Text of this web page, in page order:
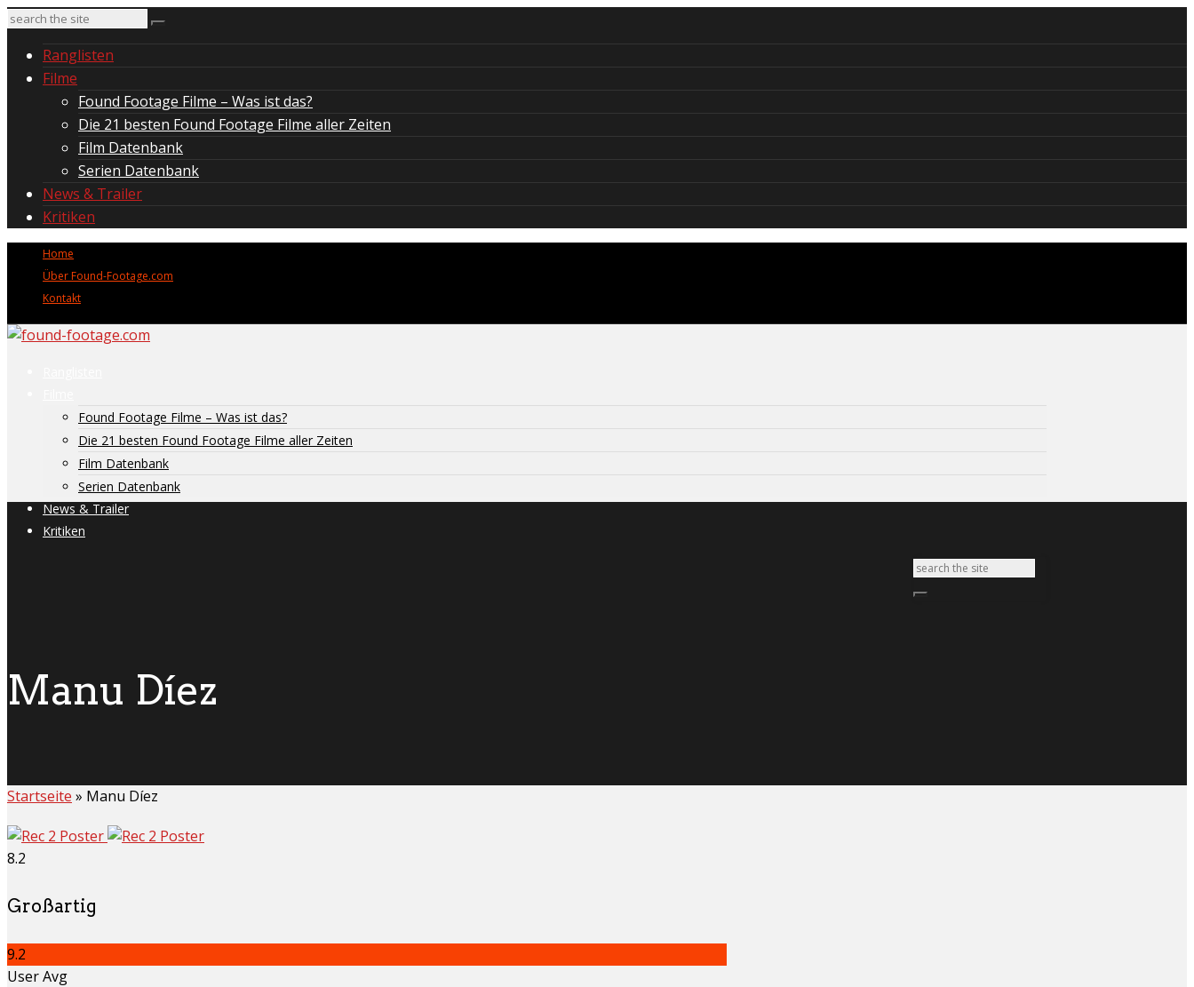
Ranglisten
Filme
Found Footage Filme – Was ist das?
Die 21 besten Found Footage Filme aller Zeiten
Film Datenbank
Serien Datenbank
News & Trailer
Kritiken
Home
Über Found-Footage.com
Kontakt
Found Footage Filme – Was ist das?
Die 21 besten Found Footage Filme aller Zeiten
Film Datenbank
Serien Datenbank
News & Trailer
Kritiken
Manu Díez
Startseite » Manu Díez
8.2
Großartig
9.2
User Avg